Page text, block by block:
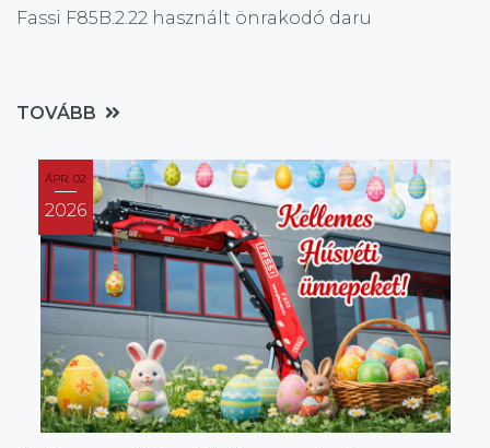
Fassi F85B.2.22 használt önrakodó daru
TOVÁBB
ÁPR. 02
2026